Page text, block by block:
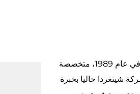
تأسست شركتنا Taizhou Shengerda Plastic Co., Ltd., Ltd في عام 1989، متخصصة
شينغردا حاليا بخبرة